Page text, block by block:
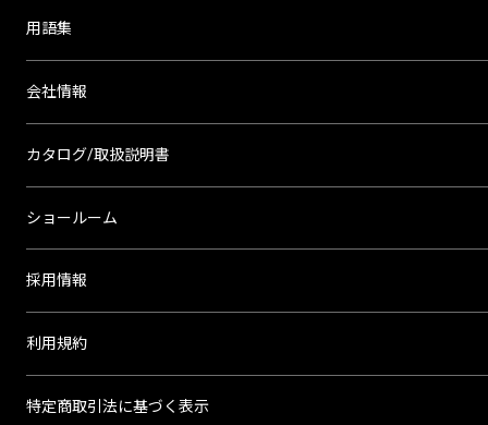
用語集
会社情報
カタログ/取扱説明書
ショールーム
採用情報
利用規約
特定商取引法に基づく表示